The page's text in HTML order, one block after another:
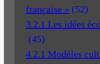
française » (52)
3.2.1 Les idées
(45)
4.2.1 Modèles